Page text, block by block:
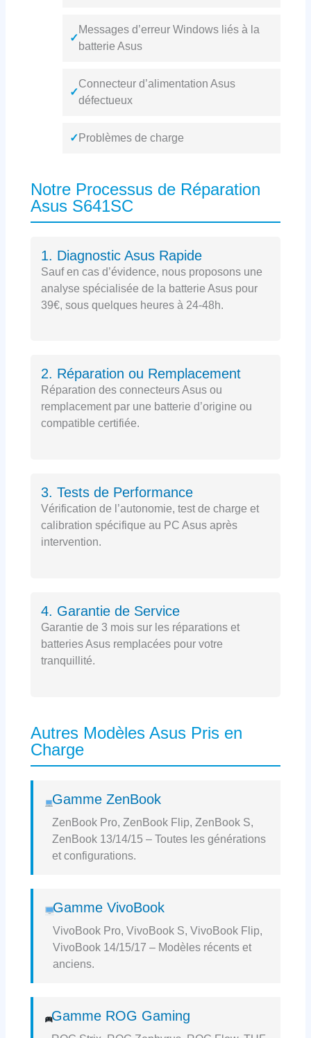
✓
Messages d’erreur Windows liés à la
batterie Asus
✓
Connecteur d’alimentation Asus
défectueux
✓ Problèmes de charge
Notre Processus de Réparation
Asus S641SC
1. Diagnostic Asus Rapide
Sauf en cas d’évidence, nous proposons une
analyse spécialisée de la batterie Asus pour
39€, sous quelques heures à 24-48h.
2. Réparation ou Remplacement
Réparation des connecteurs Asus ou
remplacement par une batterie d’origine ou
compatible certifiée.
3. Tests de Performance
Vérification de l’autonomie, test de charge et
calibration spécifique au PC Asus après
intervention.
4. Garantie de Service
Garantie de 3 mois sur les réparations et
batteries Asus remplacées pour votre
tranquillité.
Autres Modèles Asus Pris en
Charge
Gamme ZenBook
ZenBook Pro, ZenBook Flip, ZenBook S,
ZenBook 13/14/15 – Toutes les générations
et configurations.
Gamme VivoBook
VivoBook Pro, VivoBook S, VivoBook Flip,
VivoBook 14/15/17 – Modèles récents et
anciens.
Gamme ROG Gaming